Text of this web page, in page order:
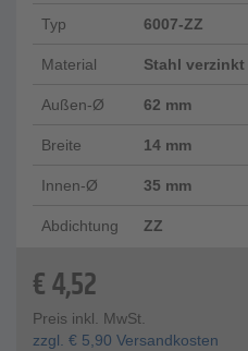
Typ 6007-ZZ
Material Stahl verzinkt
Außen-Ø 62 mm
Breite 14 mm
Innen-Ø 35 mm
Abdichtung ZZ
€4,52
Preis inkl. MwSt.
zzgl. € 5,90 Versandkosten